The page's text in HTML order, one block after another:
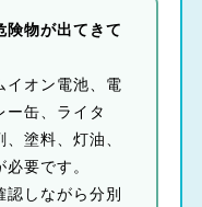
険物が出てきて
イオン電池、電
ー缶、ライタ
塗料、灯油、
要です。
しながら分別